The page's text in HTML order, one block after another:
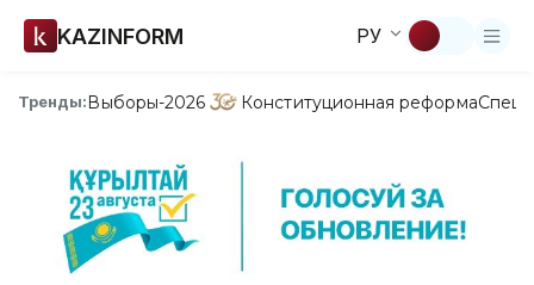
KAZINFORM РУ
Тренды:Выборы-2026 Конституционная реформа